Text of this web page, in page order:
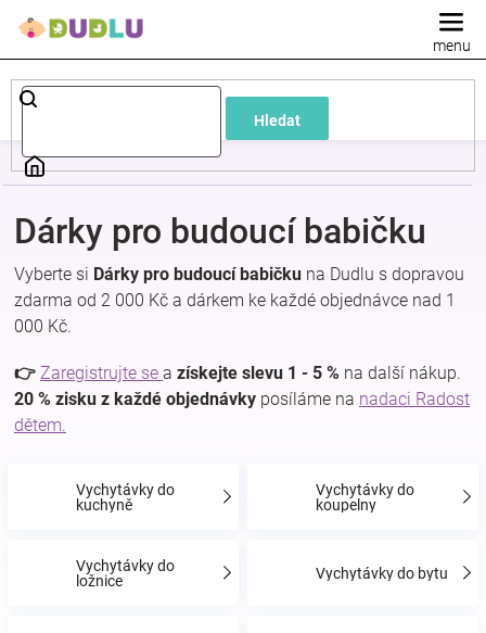
Hledat
Dětské
a
Pokojíček
a
kojenecká
Dárky pro budoucí babičku
Vyberte si Dárky pro budoucí babičku na Dudlu s dopravou
zdarma od 2 000 Kč a dárkem ke každé objednávce nad 1
000 Kč.
👉 Zaregistrujte se a získejte slevu 1 - 5 % na další nákup.
20 % zisku z každé objednávky posíláme na nadaci Radost
dětem.
Vychytávky do
kuchyně
Vychytávky do
koupelny
Vychytávky do
ložnice
Vychytávky do bytu